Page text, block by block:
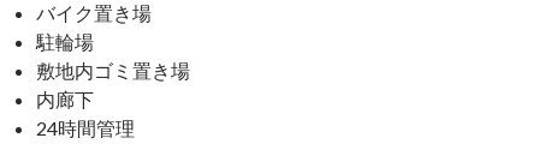
バイク置き場
駐輪場
敷地内ゴミ置き場
内廊下
24時間管理